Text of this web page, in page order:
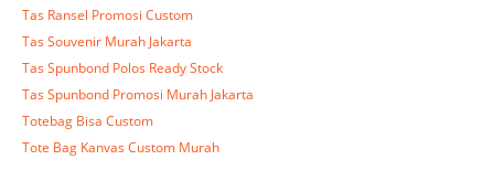
Tas Ransel Promosi Custom
Tas Souvenir Murah Jakarta
Tas Spunbond Polos Ready Stock
Tas Spunbond Promosi Murah Jakarta
Totebag Bisa Custom
Tote Bag Kanvas Custom Murah